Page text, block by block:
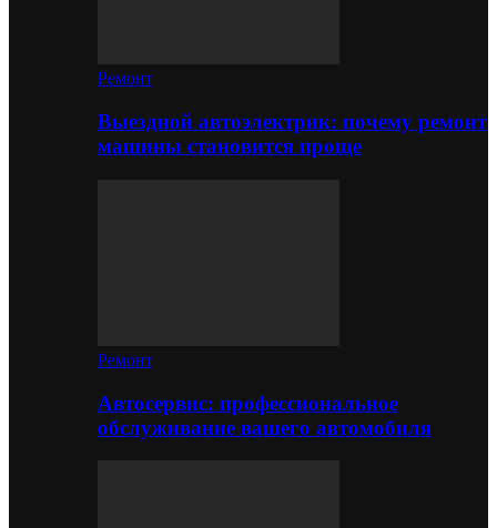
Ремонт
Выездной автоэлектрик: почему ремонт
машины становится проще
Ремонт
Автосервис: профессиональное
обслуживание вашего автомобиля